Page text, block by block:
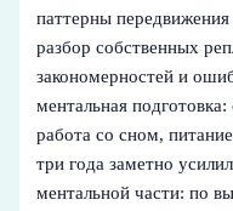
паттерны
разбор собственных
закономерностей и
ментальная
работа со сном,
три года заметно
ментальной части: по